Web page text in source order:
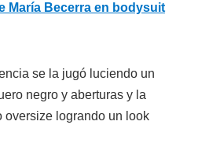
María Becerra en bodysuit
se la jugó luciendo un
negro y aberturas y la
oversize logrando un look